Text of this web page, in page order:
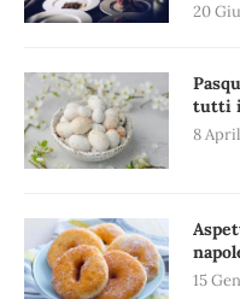
20
tutti
8
15